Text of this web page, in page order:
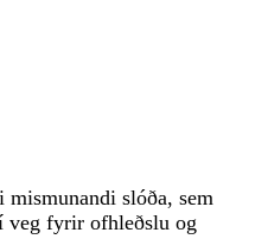
slóða, sem
veg fyrir ofhleðslu og